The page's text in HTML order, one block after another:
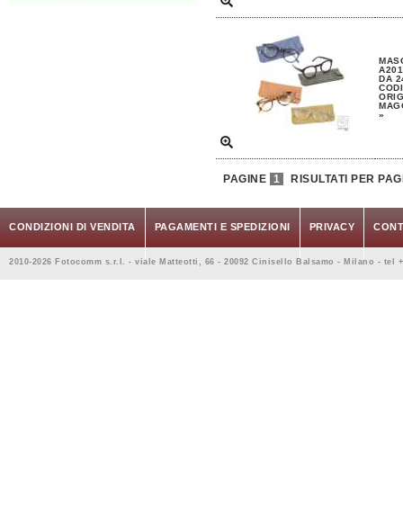
DA
»
PAGINE 1 RISULTATI PER
CONDIZIONI DI VENDITA PAGAMENTI E SPEDIZIONI PRIVACY
2010-2026 Fotocomm s.r.l. - viale Matteotti, 66 - 20092 Cinisello Balsamo - Milano - tel